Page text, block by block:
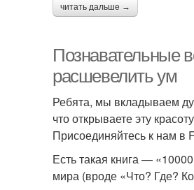
читать дальше →
Познавательные
расшевелить ум
Ребята, мы вкладываем
что открываете эту
Присоединяйтесь к нам в
Есть такая книга —
мира (вроде «Что? Где?